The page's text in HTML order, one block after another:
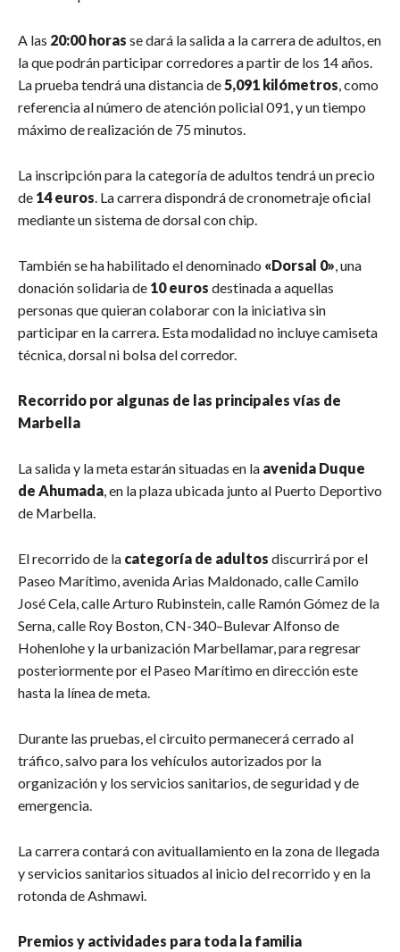
A las 20:00 horas se dará la salida a la carrera de adultos, en
la que podrán participar corredores a partir de los 14 años.
La prueba tendrá una distancia de 5,091 kilómetros , como
referencia al número de atención policial 091, y un tiempo
máximo de realización de 75 minutos.
La inscripción para la categoría de adultos tendrá un precio
de 14 euros . La carrera dispondrá de cronometraje oficial
mediante un sistema de dorsal con chip.
También se ha habilitado el denominado «Dorsal 0» , una
donación solidaria de 10 euros destinada a aquellas
personas que quieran colaborar con la iniciativa sin
participar en la carrera. Esta modalidad no incluye camiseta
técnica, dorsal ni bolsa del corredor.
Recorrido por algunas de las principales vías de
Marbella
La salida y la meta estarán situadas en la avenida Duque
de Ahumada , en la plaza ubicada junto al Puerto Deportivo
de Marbella.
El recorrido de la categoría de adultos discurrirá por el
Paseo Marítimo, avenida Arias Maldonado, calle Camilo
José Cela, calle Arturo Rubinstein, calle Ramón Gómez de la
Serna, calle Roy Boston, CN-340–Bulevar Alfonso de
Hohenlohe y la urbanización Marbellamar, para regresar
posteriormente por el Paseo Marítimo en dirección este
hasta la línea de meta.
Durante las pruebas, el circuito permanecerá cerrado al
tráfico, salvo para los vehículos autorizados por la
organización y los servicios sanitarios, de seguridad y de
emergencia.
La carrera contará con avituallamiento en la zona de llegada
y servicios sanitarios situados al inicio del recorrido y en la
rotonda de Ashmawi.
Premios y actividades para toda la familia